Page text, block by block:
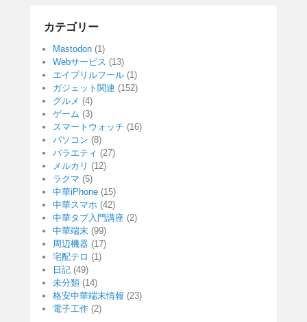
カテゴリー
Mastodon (1)
Webサービス (13)
エイプリルフール (1)
ガジェット関連 (152)
グルメ (4)
ゲーム (3)
スマートウォッチ (16)
パソコン (8)
バラエティ (27)
メルカリ (12)
ラクマ (5)
中華iPhone (15)
中華スマホ (42)
中華タブ入門講座 (2)
中華端末 (99)
周辺機器 (17)
宅配テロ (1)
日記 (49)
未分類 (14)
格安中華端末情報 (23)
電子工作 (2)